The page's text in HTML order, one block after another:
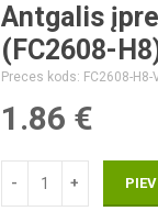
Antgalis
(FC2608-
Preces kods: FC2608-H8-
1.86 €